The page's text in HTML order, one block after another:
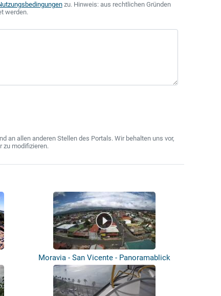
zu. Hinweis: aus rechtlichen Gründen
werden.
an allen anderen Stellen des Portals. Wir behalten uns vor,
zu modifizieren.
Moravia - San Vicente - Panoramablick